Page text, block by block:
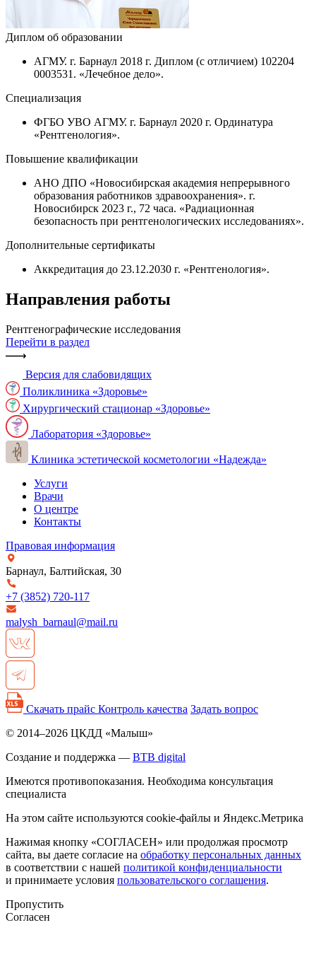
Диплом об образовании
АГМУ. г. Барнаул 2018 г. Диплом (с отличием) 102204
0003531. «Лечебное дело».
Специализация
ФГБО УВО АГМУ. г. Барнаул 2020 г. Ординатура
«Рентгенология».
Повышение квалификации
АНО ДПО «Новосибирская академия непрерывного
образования работников здравоохранения». г.
Новосибирск 2023 г., 72 часа. «Радиационная
безопасность при рентгенологических исследованиях».
Дополнительные сертификаты
Аккредитация до 23.12.2030 г. «Рентгенология».
Направления работы
Рентгенографические исследования
Перейти в раздел
Версия для слабовидящих
Поликлиника «Здоровье»
Хирургический стационар «Здоровье»
Лаборатория «Здоровье»
Клиника эстетической косметологии «Надежда»
Услуги
Врачи
О центре
Контакты
Правовая информация
Барнаул, Балтийская, 30
+7 (3852) 720-117
malysh_barnaul@mail.ru
Скачать прайс Контроль качества Задать вопрос
© 2014–2026 ЦКДД «Малыш»
Создание и поддержка — BTB digital
Имеются противопоказания. Необходима консультация
специалиста
На этом сайте используются cookie-файлы и Яндекс.Метрика
Нажимая кнопку «СОГЛАСЕН» или продолжая просмотр
сайта, вы даете согласие на обработку персональных данных
в соответствии с нашей политикой конфиденциальности
и принимаете условия пользовательского соглашения.
Пропустить
Согласен